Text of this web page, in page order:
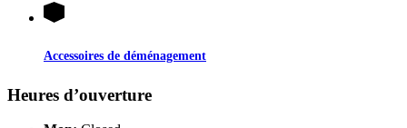
Accessoires de déménagement
Heures d’ouverture